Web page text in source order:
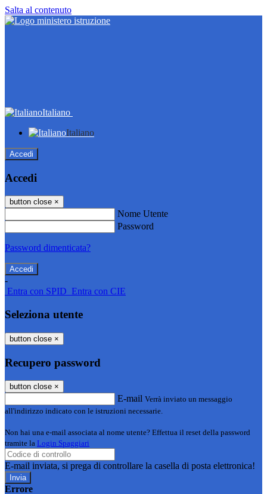
Salta al contenuto
Italiano
Italiano
Accedi
Accedi
button close ×
Nome Utente
Password
Password dimenticata?
-
Entra con SPID Entra con CIE
Seleziona utente
button close ×
Recupero password
button close ×
E-mail Verrà inviato un messaggio
all'indirizzo indicato con le istruzioni necessarie.
Non hai una e-mail associata al nome utente? Effettua il reset della password
tramite la Login Spaggiari
E-mail inviata, si prega di controllare la casella di posta elettronica!
Errore